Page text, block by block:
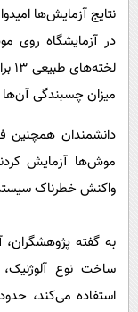
نتایج آزمایش‌ها
در آزمایشگاه روی
میزان چسبندگی آن‌ها
دانشمندان همچنین
موش‌ها آزمایش
واکنش خطرناک
به گفته
ساخت نوع